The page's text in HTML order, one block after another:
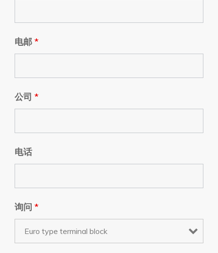
电邮 *
公司 *
电话
询问 *